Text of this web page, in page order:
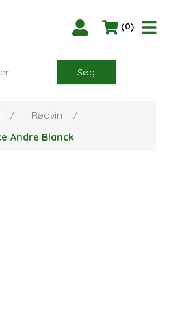
(0)
Søg
/ Rødvin
/
Andre Blanck